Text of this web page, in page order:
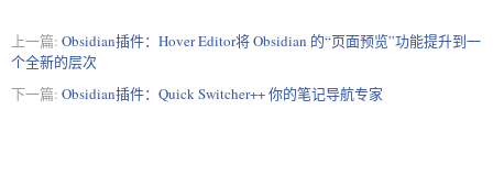
上一篇: Obsidian插件：Hover Editor将 Obsidian 的“页面预览”功能提升到一
个全新的层次
下一篇: Obsidian插件：Quick Switcher++ 你的笔记导航专家